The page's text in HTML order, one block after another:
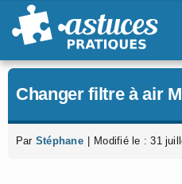
Passer
au
Changer filtre à air
Par Stéphane Modifié le : 31